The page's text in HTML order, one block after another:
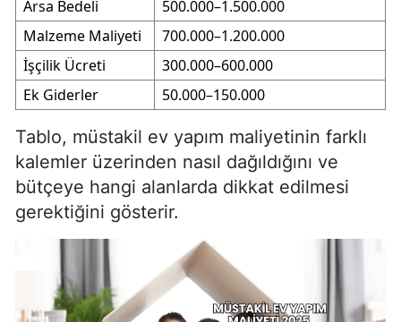
Arsa Bedeli
500.000–1.500.000
Malzeme Maliyeti
700.000–1.200.000
İşçilik Ücreti
300.000–600.000
Ek Giderler
50.000–150.000
Tablo, müstakil ev yapım maliyetinin farklı
kalemler üzerinden nasıl dağıldığını ve
bütçeye hangi alanlarda dikkat edilmesi
gerektiğini gösterir.